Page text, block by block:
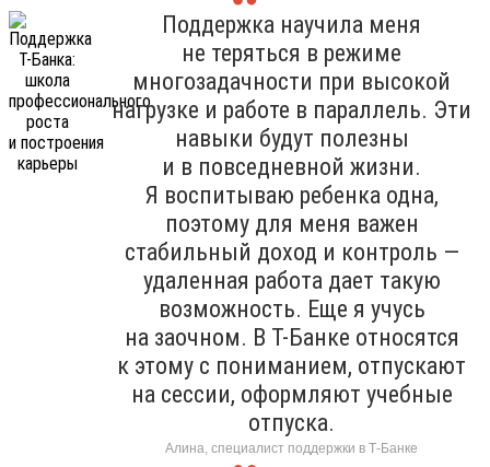
Поддержка научила меня
не теряться в режиме
многозадачности при высокой
нагрузке и работе в параллель. Эти
навыки будут полезны
и в повседневной жизни.
Я воспитываю ребенка одна,
поэтому для меня важен
стабильный доход и контроль —
удаленная работа дает такую
возможность. Еще я учусь
на заочном. В Т-Банке относятся
к этому с пониманием, отпускают
на сессии, оформляют учебные
отпуска.
Алина, специалист поддержки в Т-Банке